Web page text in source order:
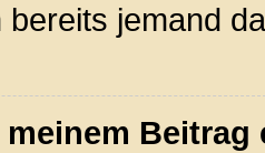
bereits jemand